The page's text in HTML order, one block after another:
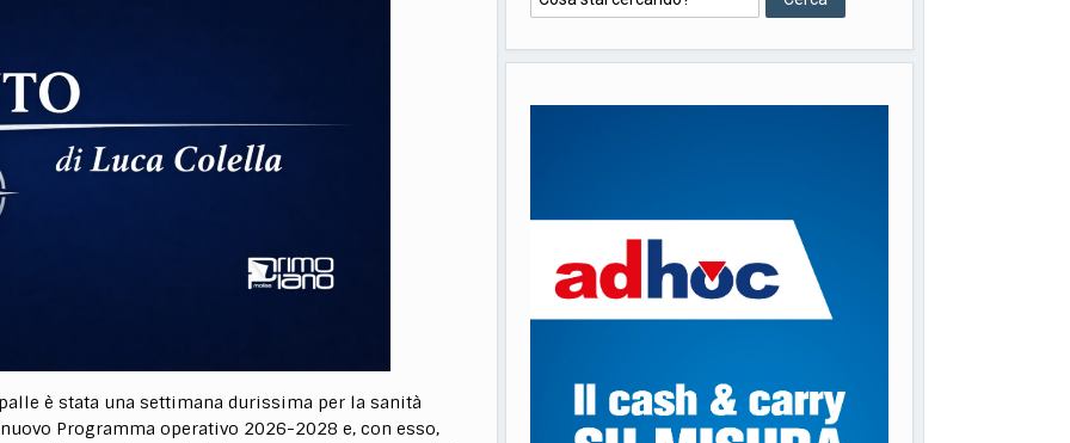
è stata una settimana durissima per la sanità
Programma operativo 2026-2028 e, con esso,